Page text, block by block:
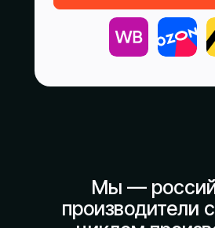
Мы —
производители